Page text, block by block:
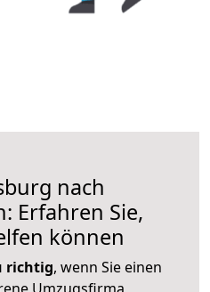
nach
Erfahren Sie,
können
richtig, wenn Sie einen